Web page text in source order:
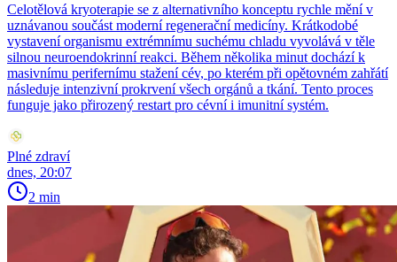
Celotělová kryoterapie se z alternativního konceptu rychle mění v
uznávanou součást moderní regenerační medicíny. Krátkodobé
vystavení organismu extrémnímu suchému chladu vyvolává v těle
silnou neuroendokrinní reakci. Během několika minut dochází k
masivnímu perifernímu stažení cév, po kterém při opětovném zahřátí
následuje intenzivní prokrvení všech orgánů a tkání. Tento proces
funguje jako přirozený restart pro cévní i imunitní systém.
Plné zdraví
dnes, 20:07
2 min